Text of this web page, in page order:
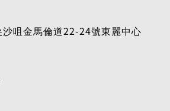
咀金馬倫道22-24號東麗中心